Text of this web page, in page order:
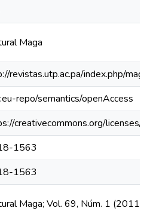
Maga
revistas.utp.ac.pa/index.php/
repo/semantics/openAccess
creativecommons.org/
1563
1563
Maga; Vol. 69, Núm. 1